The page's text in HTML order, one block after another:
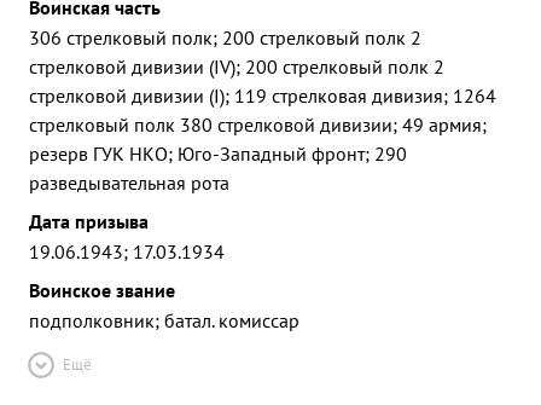
Воинская часть
306 стрелковый полк; 200 стрелковый полк 2
стрелковой дивизии (IV); 200 стрелковый полк 2
стрелковой дивизии (I); 119 стрелковая дивизия; 1264
стрелковый полк 380 стрелковой дивизии; 49 армия;
резерв ГУК НКО; Юго-Западный фронт; 290
разведывательная рота
Дата призыва
19.06.1943; 17.03.1934
Воинское звание
подполковник; батал. комиссар
Ещё